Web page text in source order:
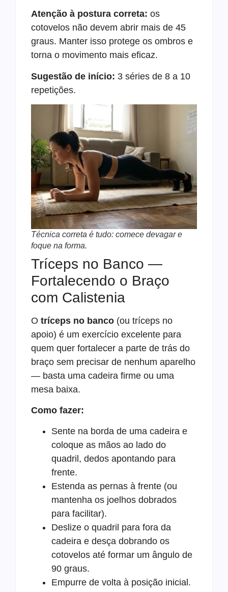
Atenção à postura correta: os
cotovelos não devem abrir mais de 45
graus. Manter isso protege os ombros e
torna o movimento mais eficaz.
Sugestão de início: 3 séries de 8 a 10
repetições.
Técnica correta é tudo: comece devagar e
foque na forma.
Tríceps no Banco —
Fortalecendo o Braço
com Calistenia
O tríceps no banco (ou tríceps no
apoio) é um exercício excelente para
quem quer fortalecer a parte de trás do
braço sem precisar de nenhum aparelho
— basta uma cadeira firme ou uma
mesa baixa.
Como fazer:
Sente na borda de uma cadeira e
coloque as mãos ao lado do
quadril, dedos apontando para
frente.
Estenda as pernas à frente (ou
mantenha os joelhos dobrados
para facilitar).
Deslize o quadril para fora da
cadeira e desça dobrando os
cotovelos até formar um ângulo de
90 graus.
Empurre de volta à posição inicial.